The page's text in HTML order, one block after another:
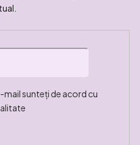
sunteți de acord cu